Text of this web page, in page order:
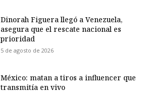
Dinorah Figuera llegó a Venezuela,
asegura que el rescate nacional es
prioridad
5 de agosto de 2026
México: matan a tiros a influencer que
transmitía en vivo